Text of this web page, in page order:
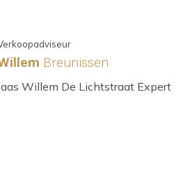
Breunissen